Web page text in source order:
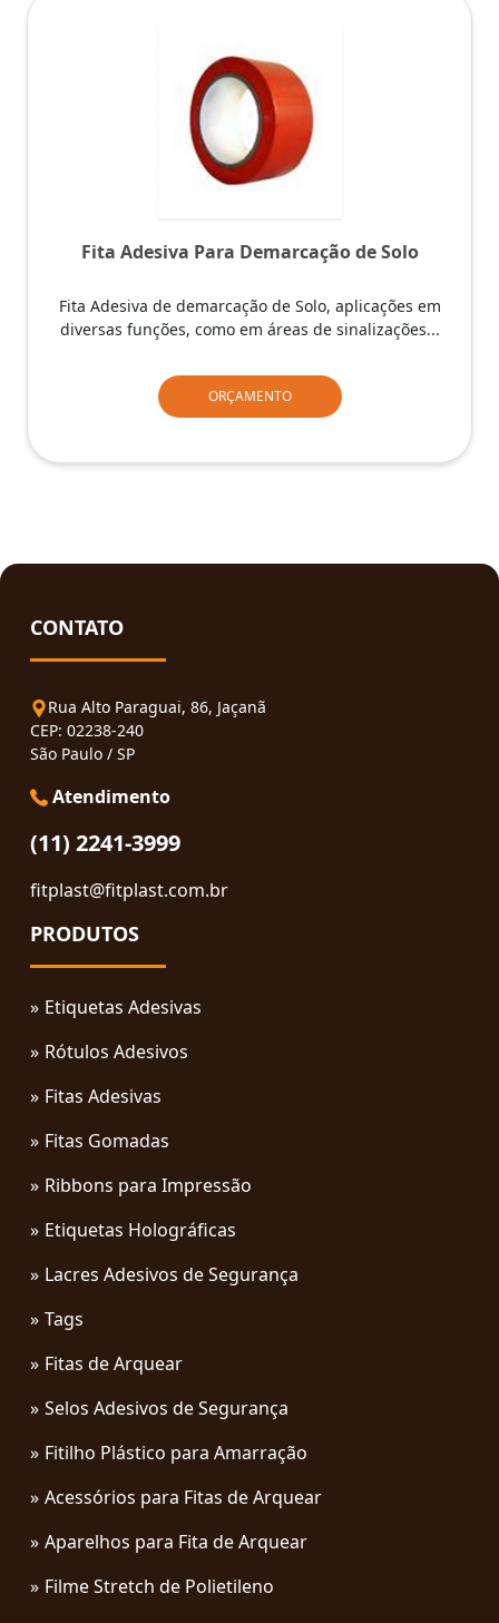
Fita Adesiva Para Demarcação de Solo
Fita Adesiva de demarcação de Solo, aplicações em
diversas funções, como em áreas de sinalizações...
ORÇAMENTO
CONTATO
Rua Alto Paraguai, 86, Jaçanã
CEP: 02238-240
São Paulo / SP
Atendimento
(11) 2241-3999
fitplast@fitplast.com.br
PRODUTOS
Etiquetas Adesivas
Rótulos Adesivos
Fitas Adesivas
Fitas Gomadas
Ribbons para Impressão
Etiquetas Holográficas
Lacres Adesivos de Segurança
Tags
Fitas de Arquear
Selos Adesivos de Segurança
Fitilho Plástico para Amarração
Acessórios para Fitas de Arquear
Aparelhos para Fita de Arquear
Filme Stretch de Polietileno